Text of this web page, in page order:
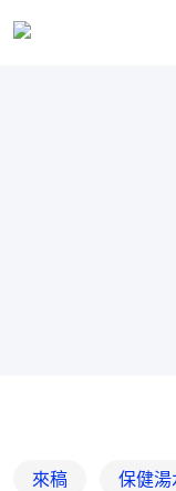
來稿 保健湯